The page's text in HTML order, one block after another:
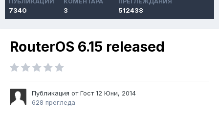
7340 3 512438
RouterOS 6.15 released
Публикация от Гост12 Юни, 2014
628 прегледа